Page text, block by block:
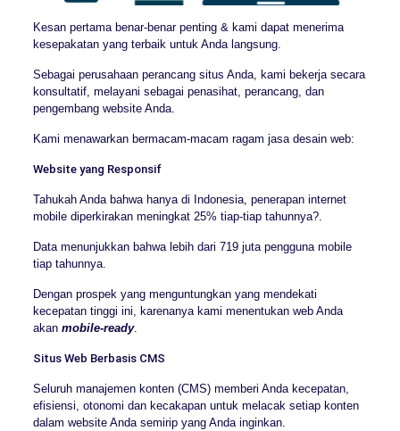
Kesan pertama benar-benar penting & kami dapat menerima
kesepakatan yang terbaik untuk Anda langsung.
Sebagai perusahaan perancang situs Anda, kami bekerja secara
konsultatif, melayani sebagai penasihat, perancang, dan
pengembang website Anda.
Kami menawarkan bermacam-macam ragam jasa desain web:
Website yang Responsif
Tahukah Anda bahwa hanya di Indonesia, penerapan internet
mobile diperkirakan meningkat 25% tiap-tiap tahunnya?.
Data menunjukkan bahwa lebih dari 719 juta pengguna mobile
tiap tahunnya.
Dengan prospek yang menguntungkan yang mendekati
kecepatan tinggi ini, karenanya kami menentukan web Anda
akan mobile-ready.
Situs Web Berbasis CMS
Seluruh manajemen konten (CMS) memberi Anda kecepatan,
efisiensi, otonomi dan kecakapan untuk melacak setiap konten
dalam website Anda semirip yang Anda inginkan.